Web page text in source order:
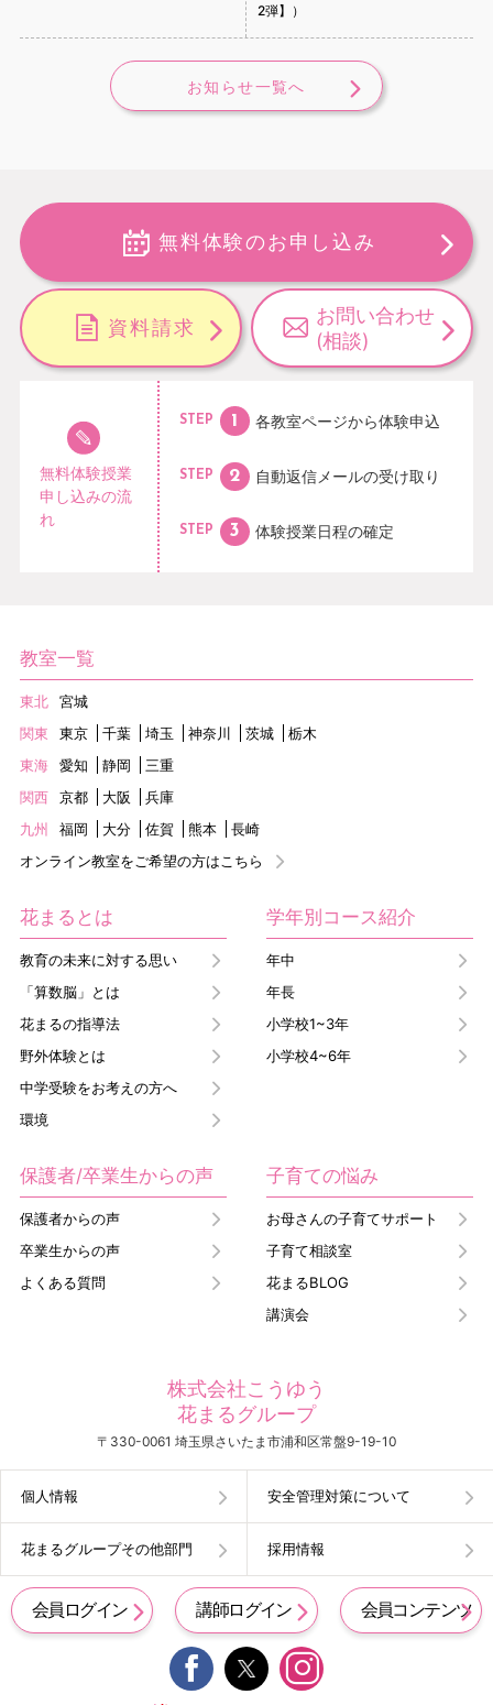
2弾】）
お知らせ一覧へ
無料体験のお申し込み
資料請求
お問い合わせ
(相談)
無料体験授業
申し込みの流
れ
STEP 各教室ページから体験申込
STEP 自動返信メールの受け取り
STEP 体験授業日程の確定
教室一覧
東北
宮城
関東
東京 千葉 埼玉 神奈川 茨城
栃木
東海
愛知 静岡
三重
関西
京都 大阪
兵庫
九州
福岡 大分 佐賀 熊本
長崎
オンライン教室をご希望の方はこちら
花まるとは
教育の未来に対する思い
「算数脳」とは
花まるの指導法
野外体験とは
中学受験をお考えの方へ
環境
学年別コース紹介
年中
年長
小学校1~3年
小学校4~6年
保護者/卒業生からの声
保護者からの声
卒業生からの声
よくある質問
子育ての悩み
お母さんの子育てサポート
子育て相談室
花まるBLOG
講演会
株式会社こうゆう
花まるグループ
〒330-0061 埼玉県さいたま市浦和区常盤9-19-10
個人情報 安全管理対策について
花まるグループその他部門 採用情報
会員ログイン 講師ログイン 会員コンテンツ
 